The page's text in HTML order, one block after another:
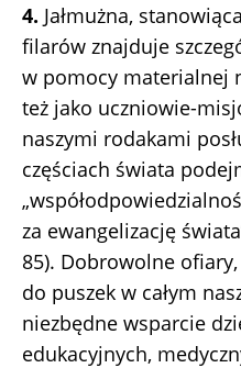
4. Jałmużna,
filarów znajduje
w pomocy materialnej
też jako uczniowie-
naszymi rodakami
częściach świata
za ewangelizację
85). Dobrowolne
do puszek w całym
niezbędne wsparcie
edukacyjnych,